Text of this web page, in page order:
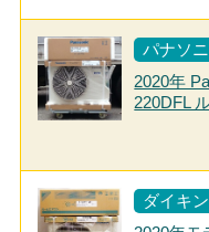
パナソ
2020年
220DFL
ダイキン